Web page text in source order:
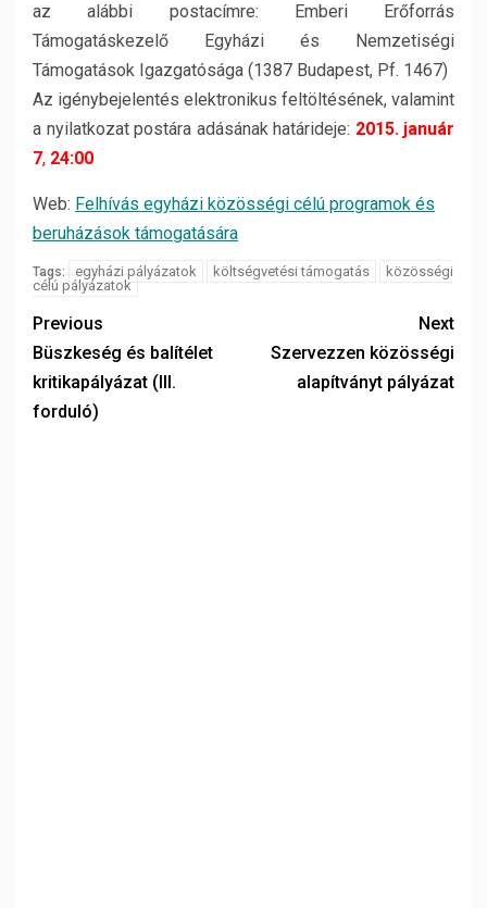
az alábbi postacímre: Emberi Erőforrás
Támogatáskezelő Egyházi és Nemzetiségi
Támogatások Igazgatósága (1387 Budapest, Pf. 1467)
Az igénybejelentés elektronikus feltöltésének, valamint
a nyilatkozat postára adásának határideje: 2015. január
7, 24:00
Web: Felhívás egyházi közösségi célú programok és
beruházások támogatására
Tags: egyházi pályázatok költségvetési támogatás
közösségi
célú pályázatok
Previous
Büszkeség és balítélet
kritikapályázat (III.
forduló)
Next
Szervezzen közösségi
alapítványt pályázat